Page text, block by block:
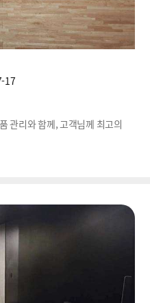
17
관리와 함께, 고객님께 최고의